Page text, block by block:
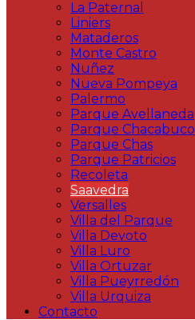
La Paternal
Liniers
Mataderos
Monte Castro
Nuñez
Nueva Pompeya
Palermo
Parque Avellaneda
Parque Chacabuco
Parque Chas
Parque Patricios
Recoleta
Saavedra
Versalles
Villa del Parque
Villa Devoto
Villa Luro
Villa Ortuzar
Villa Pueyrredón
Villa Urquiza
Contacto